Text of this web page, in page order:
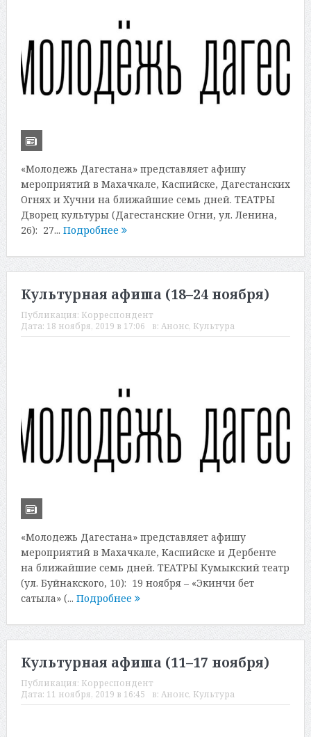
«Молодежь Дагестана» представляет афишу
мероприятий в Махачкале, Каспийске, Дагестанских
Огнях и Хучни на ближайшие семь дней. ТЕАТРЫ
Дворец культуры (Дагестанские Огни, ул. Ленина,
26): 27... Подробнее
Культурная афиша (18–24 ноября)
Публикация: Корреспондент
Дата: 18 ноября, 2019 в 17:06 в: Анонс, Культура
«Молодежь Дагестана» представляет афишу
мероприятий в Махачкале, Каспийске и Дербенте
на ближайшие семь дней. ТЕАТРЫ Кумыкский театр
(ул. Буйнакского, 10): 19 ноября – «Экинчи бет
сатыла» (... Подробнее
Культурная афиша (11–17 ноября)
Публикация: Корреспондент
Дата: 11 ноября, 2019 в 16:45 в: Анонс, Культура